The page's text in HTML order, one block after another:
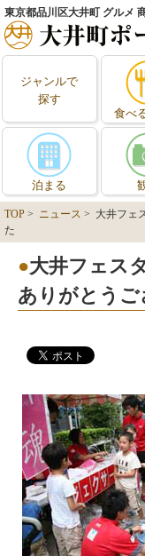
東京都品川区大井町 グルメ
ジャンルで
探す
食べ
泊まる
TOP > ニュース > 大井フェ
た
大井フェス
ありがとうご